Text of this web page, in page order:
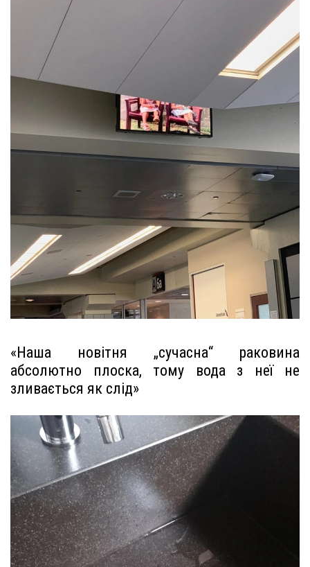
«Наша новітня „сучасна“ раковина
абсолютно плоска, тому вода з неї не
зливається як слід»